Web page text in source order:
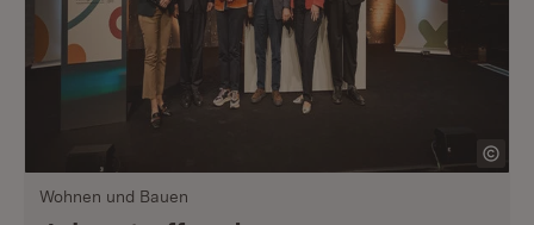
Wohnen und Bauen